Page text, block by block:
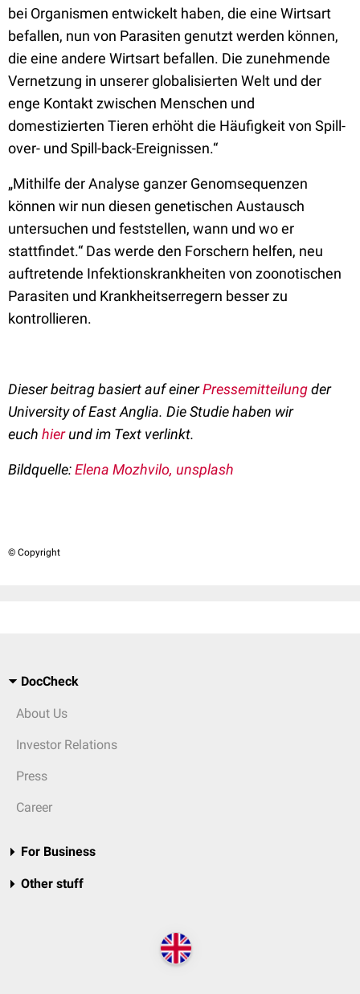
bei Organismen entwickelt haben, die eine Wirtsart
befallen, nun von Parasiten genutzt werden können,
die eine andere Wirtsart befallen. Die zunehmende
Vernetzung in unserer globalisierten Welt und der
enge Kontakt zwischen Menschen und
domestizierten Tieren erhöht die Häufigkeit von Spill-
over- und Spill-back-Ereignissen.“
„Mithilfe der Analyse ganzer Genomsequenzen
können wir nun diesen genetischen Austausch
untersuchen und feststellen, wann und wo er
stattfindet.“ Das werde den Forschern helfen, neu
auftretende Infektionskrankheiten von zoonotischen
Parasiten und Krankheitserregern besser zu
kontrollieren.
Dieser beitrag basiert auf einerPressemitteilungder
University of East Anglia. Die Studie haben wir
euch hierund im Text verlinkt.
Bildquelle:Elena Mozhvilo, unsplash
© Copyright
DocCheck
About Us
Investor Relations
Press
Career
For Business
Other stuff